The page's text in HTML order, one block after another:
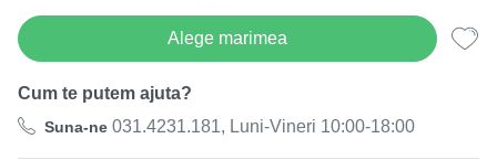
Alege marimea
Cum te putem ajuta?
Suna-ne 031.4231.181, Luni-Vineri 10:00-18:00